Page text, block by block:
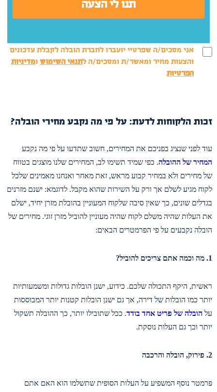
אני מסכים/ה שפרטיי יועברו לחברת הובלה לקבלת עדכונים
והצעות מחיר ומאשר/ת ומסכים/ה לתנאי השימוש ומדיניות
הפרטיות
זכות הלקוחות לדעת: על פי מה נקבע מחירי הובלה?
עוד לפני שנציג בפניכם את המחירים, חשוב שתדעו על פי מה נקבע
המחיר של ההובלה. כפי שמיד תשימו לב, המחירים שלנו מוצגים בטווח
של מחירים ולא במחיר קבוע מראש, זאת מאחר ואנחנו מאמינים שלכל
לקוח מגיע לשלם אך ורק על השירות שהוא מקבל. לדוגמא: ישנם מזרנים
בגדלים שונים, כך שאין סיבה שלקוח המעוניין בהובלת מזרן יחיד, ישלם
את העלות שהיה משלם לקוח שהיה מעוניין להוביל מזרן זוגי. מחירים של
הובלה נקבעים על פי הפרמטרים הבאים:
1. מה וכמה אתם צריכים להוביל?
ראשית, היקף התכולה שלכם. כידוע, ישנן הובלות גדולות ומשמעותיות
יותר כמו הובלות של דירה, אך גם ישנן הובלות קטנות יותר המבוססות
על הובלה של פריט אחד בודד. ככל שתובילו יותר, כך ההובלה תשקול
יותר וכך גם העלות נוסקת.
2. פירוק, הובלה והרכבה
פרמטר נוסף המשפיע על העלות הסופית שתשלמו הוא האם אתם